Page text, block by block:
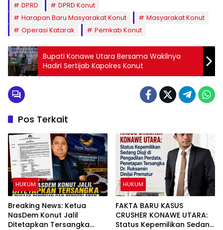
DPRD
DPRD Konut
Harapan Baru Masyarakat Konut
Masyarakat Konut
Operasi Katarak
Pemkab Konut
Bupati Konawe Utara Bersama Wakilnya
Hadiri Sertijab Kapolres Konut
Pos Terkait
HUKUM
Breaking News: Ketua
NasDem Konut Jalil
Ditetapkan Tersangka
HUKUM
FAKTA BARU KASUS
CRUSHER KONAWE UTARA:
Status Kepemilikan Sedang